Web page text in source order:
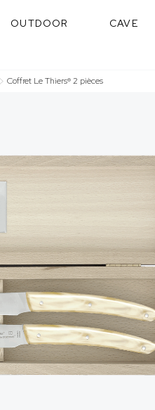
OUTDOOR CAVE
Coffret Le Thiers® 2 pièces